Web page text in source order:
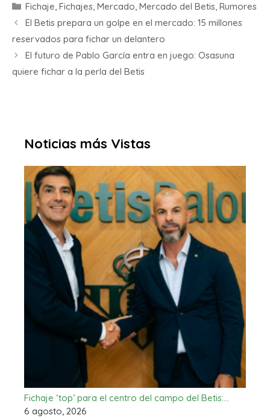
Fichaje, Fichajes, Mercado, Mercado del Betis, Rumores
El Betis prepara un golpe en el mercado: 15 millones
reservados para fichar un delantero
El futuro de Pablo García entra en juego: Osasuna
quiere fichar a la perla del Betis
Noticias más Vistas
Fichaje ‘top’ para el centro del campo del Betis:…
6 agosto, 2026